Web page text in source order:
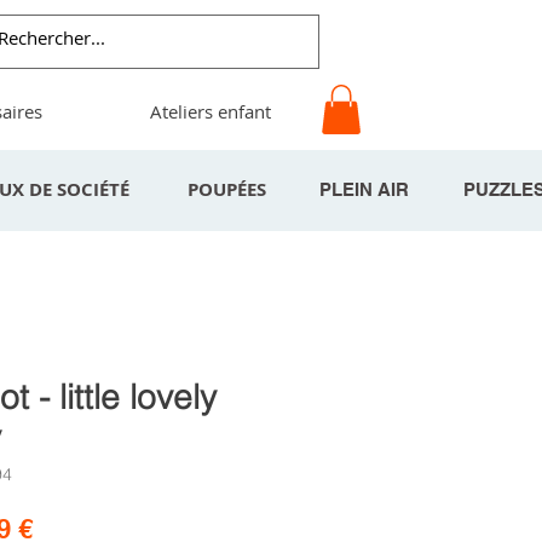
Ateliers enfant
DE SOCIÉTÉ POUPÉES PLEIN AIR
- little lovely
€Prix